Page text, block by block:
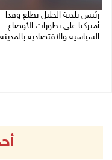
رئيس بلدية الخليل يطلع وفدا
أميركيا على تطورات الأوضاع
السياسية والاقتصادية بالمدينة